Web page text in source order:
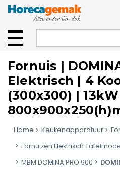
Fornuis |
Elektrisch | 4
(300x300) |
Home Keukenapparatuur
Fornuizen Elektrisch
MBM DOMINA PRO 900